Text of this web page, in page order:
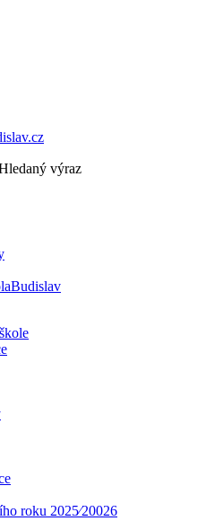
výraz
Budislav
roku 2025⁄20026